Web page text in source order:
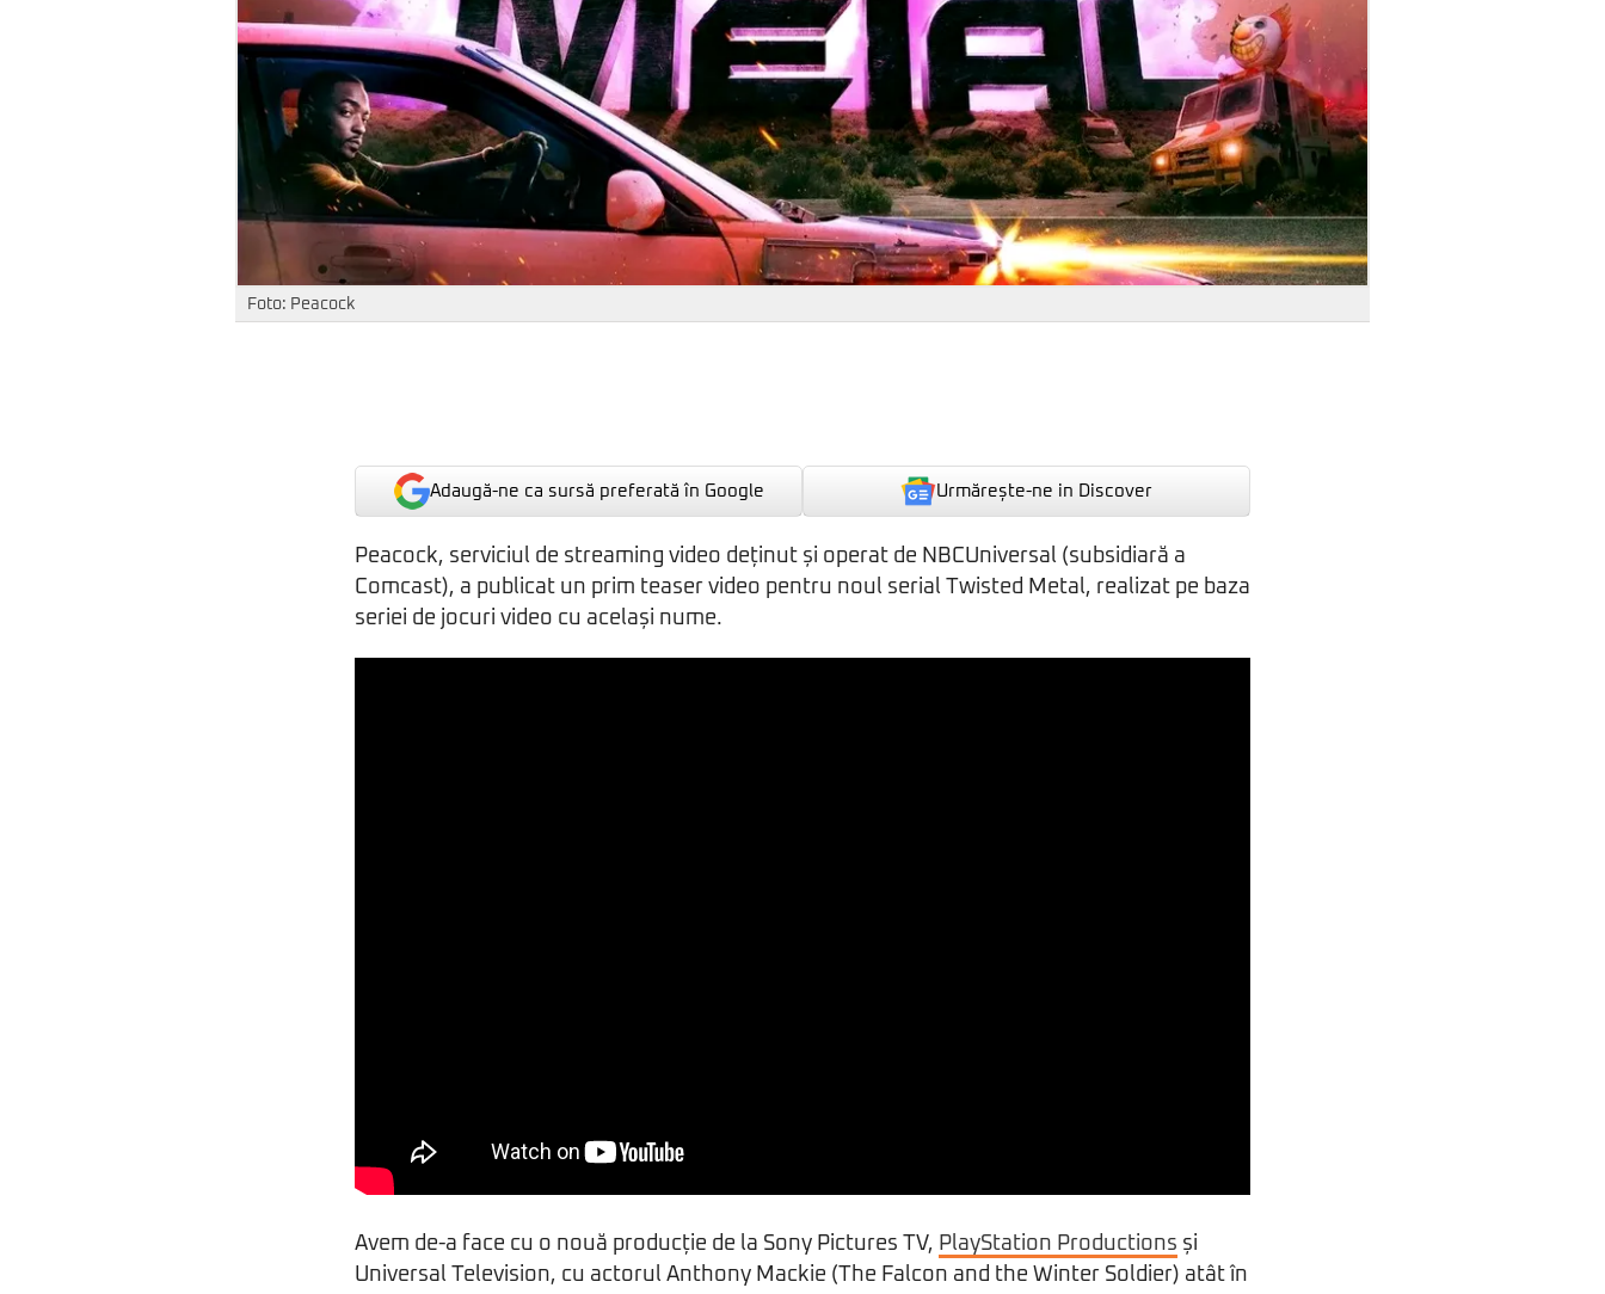
Foto: Peacock
Adaugă-ne ca sursă preferată în Google Urmărește-ne in Discover
Peacock, serviciul de streaming video deținut și operat de NBCUniversal (subsidiară a
Comcast), a publicat un prim teaser video pentru noul serial Twisted Metal, realizat pe baza
seriei de jocuri video cu același nume.
Avem de-a face cu o nouă producție de la Sony Pictures TV, PlayStation Productions și
Universal Television, cu actorul Anthony Mackie (The Falcon and the Winter Soldier) atât în